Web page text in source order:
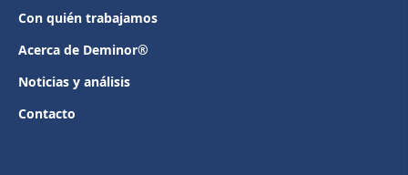
Con quién trabajamos
Acerca de Deminor®
Noticias y análisis
Contacto